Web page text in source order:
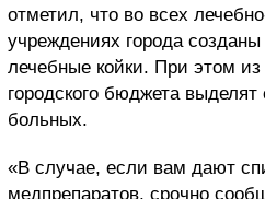
отметил, что во всех
учреждениях города
лечебные койки. При этом
городского бюджета
больных.
«В случае, если вам дают
медпрепаратов, срочно